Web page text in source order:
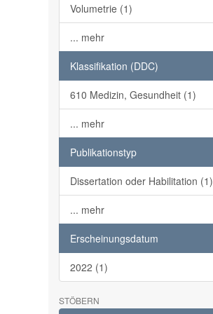
Volumetrie (1)
... mehr
Klassifikation (DDC)
610 Medizin, Gesundheit (1)
... mehr
Publikationstyp
Dissertation oder Habilitation (1)
... mehr
Erscheinungsdatum
2022 (1)
STÖBERN